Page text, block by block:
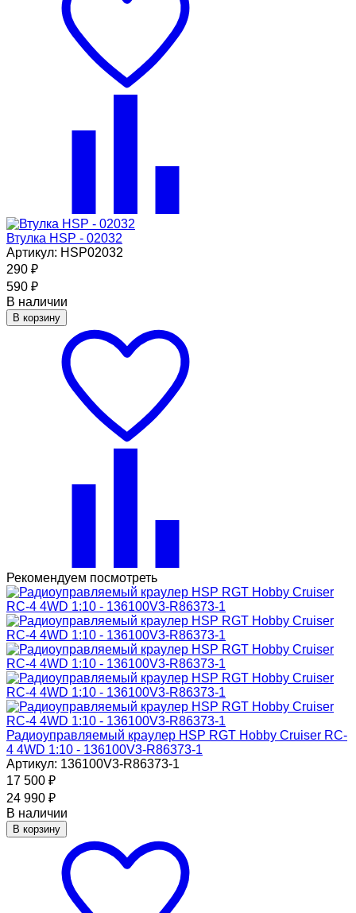
Втулка HSP - 02032
Артикул: HSP02032
290 ₽
590 ₽
В наличии
В корзину
Рекомендуем посмотреть
Радиоуправляемый краулер HSP RGT Hobby Cruiser RC-
4 4WD 1:10 - 136100V3-R86373-1
Артикул: 136100V3-R86373-1
17 500 ₽
24 990 ₽
В наличии
В корзину